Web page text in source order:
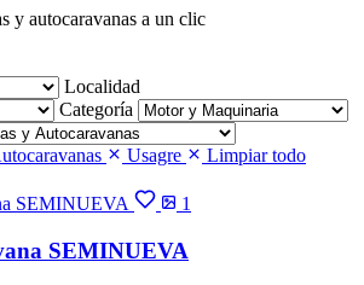
y autocaravanas a un clic
Localidad
Categoría
Usagre
Limpiar todo
1
SEMINUEVA